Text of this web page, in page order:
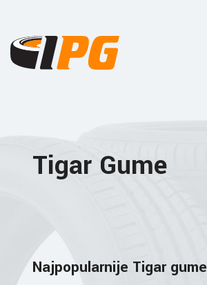
Tigar Gume
Najpopularnije Tigar gume